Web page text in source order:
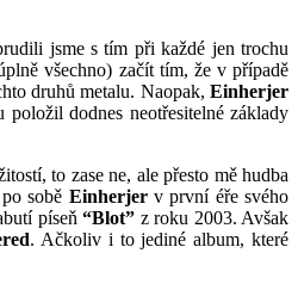
jsme s tím při každé jen trochu
všechno) začít tím, že v případě
druhů metalu. Naopak, Einherjer
dodnes neotřesitelné základy
to zase ne, ale přesto mě hudba
sobě Einherjerv první éře svého
píseň“Blot” z roku 2003. Avšak
. Ačkoliv i to jediné album, které